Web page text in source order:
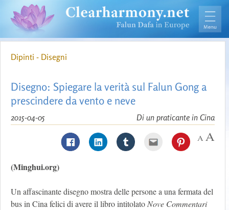
Dipinti - Disegni
Disegno: Spiegare la verità sul Falun Gong a
prescindere da vento e neve
Di un praticante in Cina
2015-04-05
(Minghui.org)
Un affascinante disegno mostra delle persone a una fermata del
bus in Cina felici di avere il libro intitolatoNove Commentari